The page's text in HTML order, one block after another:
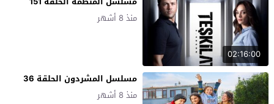
02:16:00
منذ 8 أشهر
مسلسل المشردون الحلقة 36
منذ 8 أشهر